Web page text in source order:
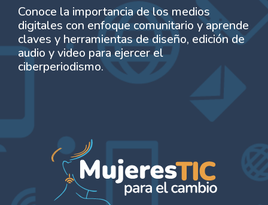
Conoce la importancia de los medios
digitales con enfoque comunitario y aprende
claves y herramientas de diseño, edición de
audio y video para ejercer el
ciberperiodismo.